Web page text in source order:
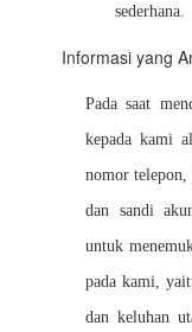
sederhana.
Informasi yang
Pada saat
kepada kami
nomor telepon,
dan sandi
untuk
pada kami,
dan keluhan